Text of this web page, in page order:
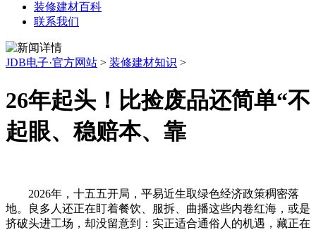
装修建材百科
联系我们
JDB电子·官方网站 > 装修建材知识 >
26年起头！比捡废品还简单“不
起眼、稳赔本、靠
2026年，十五五开局，平易近生取绿色经济政策稠密落
地。良多人还正在盯着餐饮、服拆、曲播这些内卷红海，或是
挤破头进工场，却没留意到：实正适合通俗人的机遇，藏正在